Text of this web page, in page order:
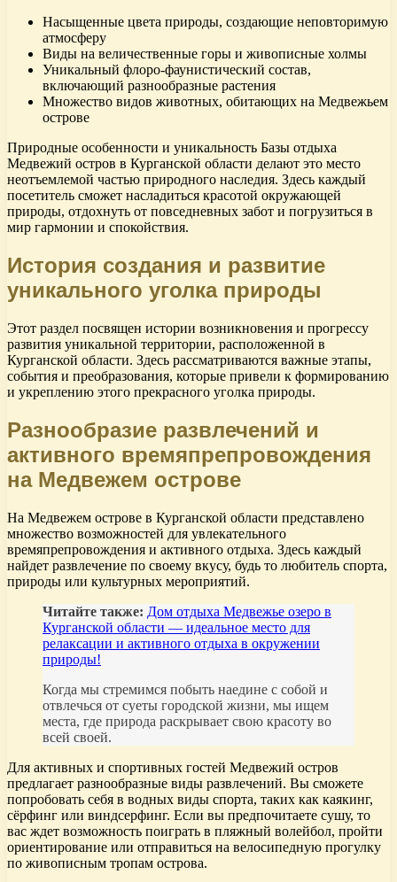
Насыщенные цвета природы, создающие неповторимую
атмосферу
Виды на величественные горы и живописные холмы
Уникальный флоро-фаунистический состав,
включающий разнообразные растения
Множество видов животных, обитающих на Медвежьем
острове
Природные особенности и уникальность Базы отдыха
Медвежий остров в Курганской области делают это место
неотъемлемой частью природного наследия. Здесь каждый
посетитель сможет насладиться красотой окружающей
природы, отдохнуть от повседневных забот и погрузиться в
мир гармонии и спокойствия.
История создания и развитие
уникального уголка природы
Этот раздел посвящен истории возникновения и прогрессу
развития уникальной территории, расположенной в
Курганской области. Здесь рассматриваются важные этапы,
события и преобразования, которые привели к формированию
и укреплению этого прекрасного уголка природы.
Разнообразие развлечений и
активного времяпрепровождения
на Медвежем острове
На Медвежем острове в Курганской области представлено
множество возможностей для увлекательного
времяпрепровождения и активного отдыха. Здесь каждый
найдет развлечение по своему вкусу, будь то любитель спорта,
природы или культурных мероприятий.
Читайте также: Дом отдыха Медвежье озеро в
Курганской области — идеальное место для
релаксации и активного отдыха в окружении
природы!
Когда мы стремимся побыть наедине с собой и
отвлечься от суеты городской жизни, мы ищем
места, где природа раскрывает свою красоту во
всей своей.
Для активных и спортивных гостей Медвежий остров
предлагает разнообразные виды развлечений. Вы сможете
попробовать себя в водных виды спорта, таких как каякинг,
сёрфинг или виндсерфинг. Если вы предпочитаете сушу, то
вас ждет возможность поиграть в пляжный волейбол, пройти
ориентирование или отправиться на велосипедную прогулку
по живописным тропам острова.